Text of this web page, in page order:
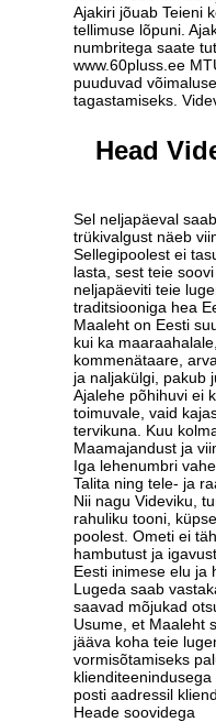
Ajakiri jõuab Teieni
tellimuse lõpuni.
numbritega saate
www.60pluss.ee
puuduvad
tagastamiseks.
Head
Sel neljapäeval
trükivalgust näeb
Sellegipoolest ei
lasta, sest teie
neljapäeviti teie
traditsiooniga hea
Maaleht on Eesti
kui ka
kommenätaare,
ja naljakülgi, pakub
Ajalehe põhihuvi ei
toimuvale, vaid
tervikuna. Kuu
Maamajandust ja
Iga lehenumbri
Talita ning tele- ja
Nii nagu Videviku,
rahuliku tooni,
poolest. Ometi ei
hambutust ja
Eesti inimese elu ja
Lugeda saab
saavad mõjukad
Usume, et Maaleht
jääva koha teie
vormisõtamiseks
posti aadressil
Heade soovidega